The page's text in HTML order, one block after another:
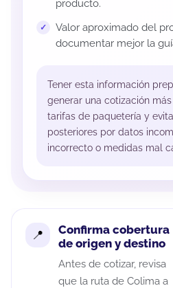
producto.
Valor aproximado del
documentar mejor la
Tener esta información
generar una cotización
tarifas de paquetería y
posteriores por datos
incorrecto o medidas mal
Confirma cobertura
de origen y destino
Antes de cotizar, revisa
que la ruta de Colima a